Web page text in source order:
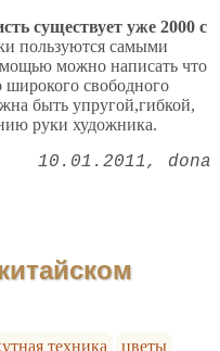
существует уже 2000 с
пользуются самыми
можно написать что
широкого свободного
быть упругой,гибкой,
руки художника.
10.01.2011 dona
техника
цветы